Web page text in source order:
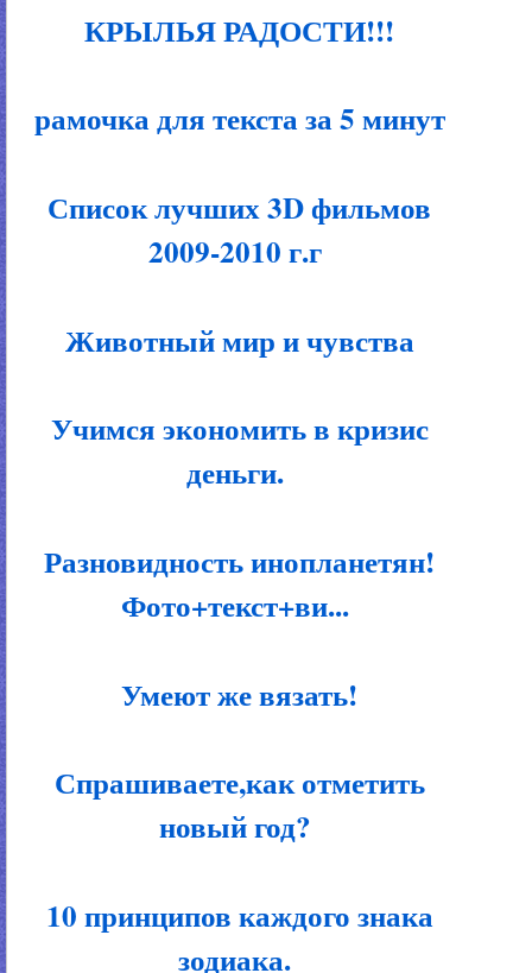
КРЫЛЬЯ РАДОСТИ!!!
рамочка для текста за 5 минут
Список лучших 3D фильмов
2009-2010 г.г
Животный мир и чувства
Учимся экономить в кризис
деньги.
Разновидность инопланетян!
Фото+текст+ви...
Умеют же вязать!
Спрашиваете,как отметить
новый год?
10 принципов каждого знака
зодиака.